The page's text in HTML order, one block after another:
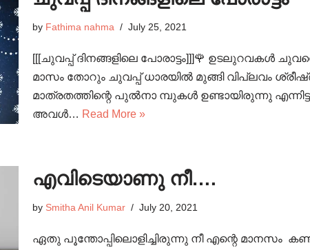
by Fathima nahma July 25, 2021
[[[ചുവപ്പ് ദിനങ്ങളിലെ പോരാട്ടം]]]🌹 ഉടലുറവകൾ
മാസം തോറും ചുവപ്പ് ധാരയിൽ മുങ്ങി വിപ്ലവം
മാത്രതത്തിന്റെ പുൽനാ മ്പുകൾ ഉണ്ടായിരുന്നു
അവൾ… Read More »
എവിടെയാണു നീ….
by Smitha Anil Kumar July 20, 2021
ഏതു പൂന്തോപ്പിലൊളിച്ചിരുന്നു നീ എന്റെ മാനസം